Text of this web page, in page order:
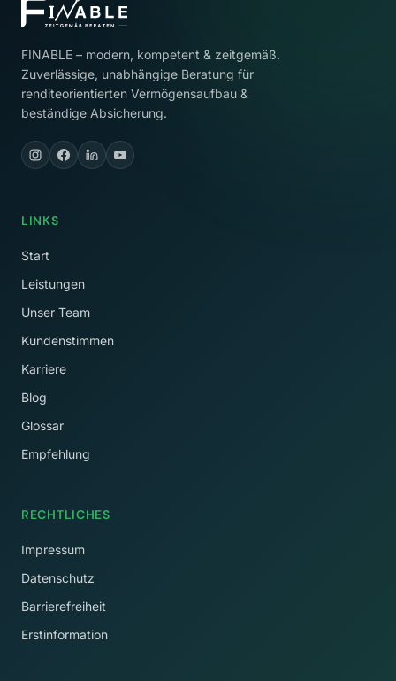
FINABLE – modern, kompetent & zeitgemäß.
Zuverlässige, unabhängige Beratung für
renditeorientierten Vermögensaufbau &
beständige Absicherung.
LINKS
Start
Leistungen
Unser Team
Kundenstimmen
Karriere
Blog
Glossar
Empfehlung
RECHTLICHES
Impressum
Datenschutz
Barrierefreiheit
Erstinformation